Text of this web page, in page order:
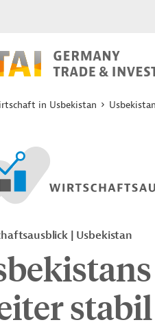
in Usbekistan
| Usbekistan
stabil